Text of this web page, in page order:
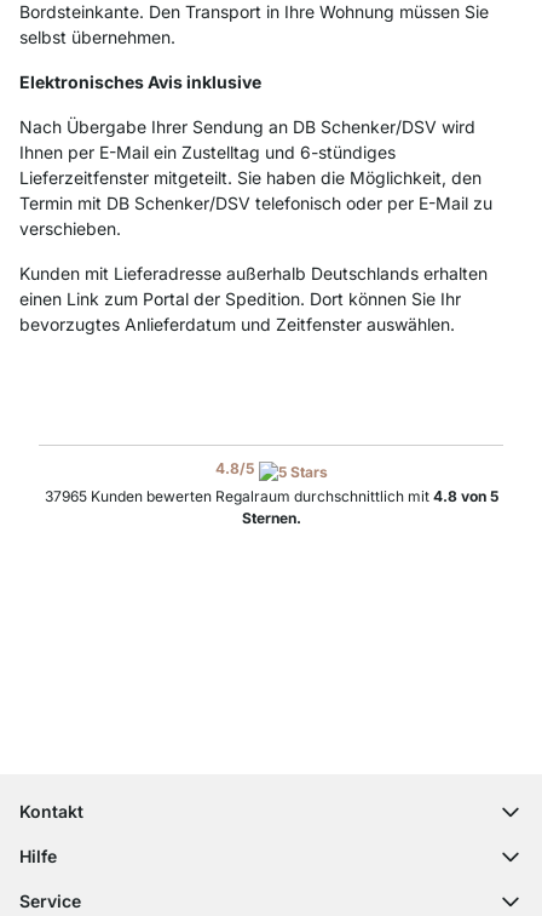
Bordsteinkante. Den Transport in Ihre Wohnung müssen Sie
selbst übernehmen.
Elektronisches Avis inklusive
Nach Übergabe Ihrer Sendung an DB Schenker/DSV wird
Ihnen per E-Mail ein Zustelltag und 6-stündiges
Lieferzeitfenster mitgeteilt. Sie haben die Möglichkeit, den
Termin mit DB Schenker/DSV telefonisch oder per E-Mail zu
verschieben.
Kunden mit Lieferadresse außerhalb Deutschlands erhalten
einen Link zum Portal der Spedition. Dort können Sie Ihr
bevorzugtes Anlieferdatum und Zeitfenster auswählen.
4.8/5
37965Kunden bewerten Regalraum durchschnittlich mit 4.8von 5
Sternen.
Kontakt
contact@regalraum.com
Kontaktformular
Hilfe
Häufige Fragen
Service